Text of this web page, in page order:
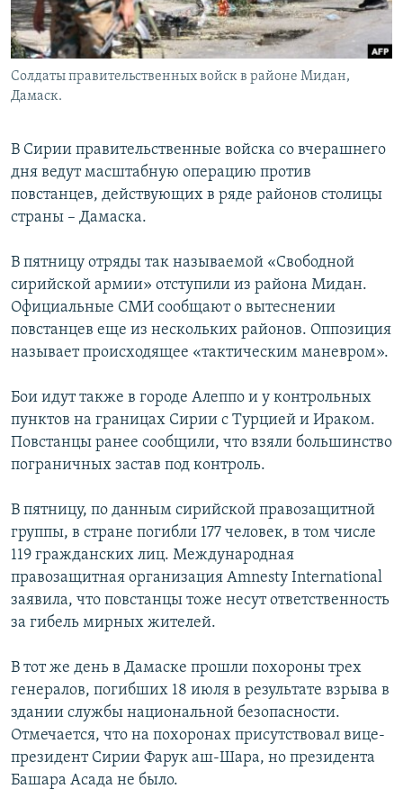
Հայերեն
English
Русский
Все сайты Радио Азатутюн
Солдаты правительственных войск в районе Мидан,
Дамаск.
В Сирии правительственные войска со вчерашнего
дня ведут масштабную операцию против
повстанцев, действующих в ряде районов столицы
страны – Дамаска.
В пятницу отряды так называемой «Свободной
сирийской армии» отступили из района Мидан.
Официальные СМИ сообщают о вытеснении
повстанцев еще из нескольких районов. Оппозиция
называет происходящее «тактическим маневром».
Бои идут также в городе Алеппо и у контрольных
пунктов на границах Сирии с Турцией и Ираком.
Повстанцы ранее сообщили, что взяли большинство
пограничных застав под контроль.
В пятницу, по данным сирийской правозащитной
группы, в стране погибли 177 человек, в том числе
119 гражданских лиц. Международная
правозащитная организация Amnesty International
заявила, что повстанцы тоже несут ответственность
за гибель мирных жителей.
В тот же день в Дамаске прошли похороны трех
генералов, погибших 18 июля в результате взрыва в
здании службы национальной безопасности.
Отмечается, что на похоронах присутствовал вице-
президент Сирии Фарук аш-Шара, но президента
Башара Асада не было.